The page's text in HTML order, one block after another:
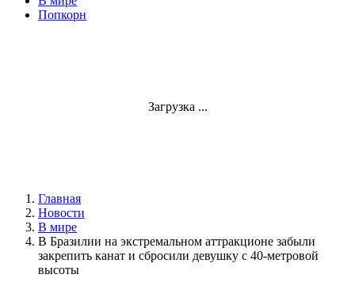
Попкорн
Загрузка ...
Главная
Новости
В мире
В Бразилии на экстремальном аттракционе забыли
закрепить канат и сбросили девушку с 40-метровой
высоты